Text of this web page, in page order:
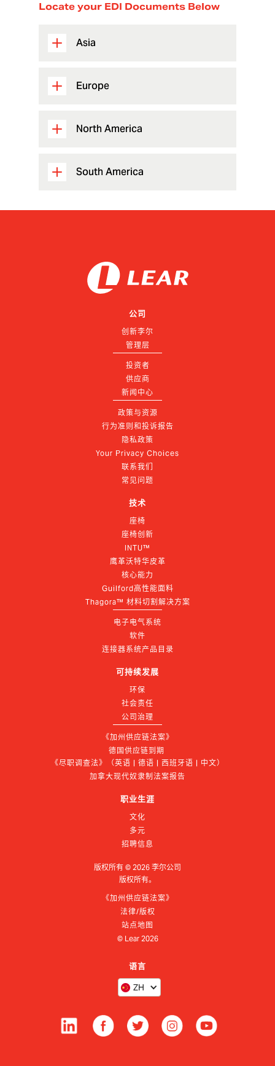
Locate your EDI Documents Below
Asia
Europe
North America
South America
公司
创新李尔
管理层
投资者
供应商
新闻中心
政策与资源
行为准则和投诉报告
隐私政策
Your Privacy Choices
联系我们
常见问题
技术
座椅
座椅创新
INTU™
鹰革沃特华皮革
核心能力
Guilford高性能面料
Thagora™ 材料切割解决方案
电子电气系统
软件
连接器系统产品目录
可持续发展
环保
社会责任
公司治理
《加州供应链法案》
德国供应链到期
《尽职调查法》（英语 | 德语 | 西班牙语 | 中文）
加拿大现代奴隶制法案报告
职业生涯
文化
多元
招聘信息
版权所有 © 2026 李尔公司
版权所有。
《加州供应链法案》
法律/版权
站点地图
© Lear 2026
语言
ZH